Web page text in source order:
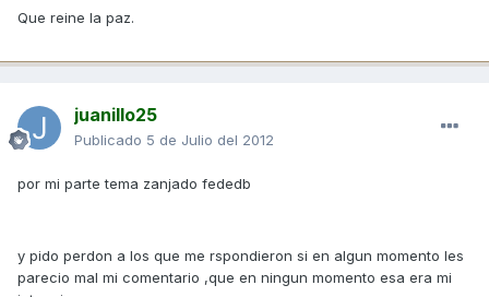
Que reine la paz.
juanillo25
Publicado 5 de Julio del 2012
por mi parte tema zanjado fededb
y pido perdon a los que me rspondieron si en algun momento les
parecio mal mi comentario ,que en ningun momento esa era mi